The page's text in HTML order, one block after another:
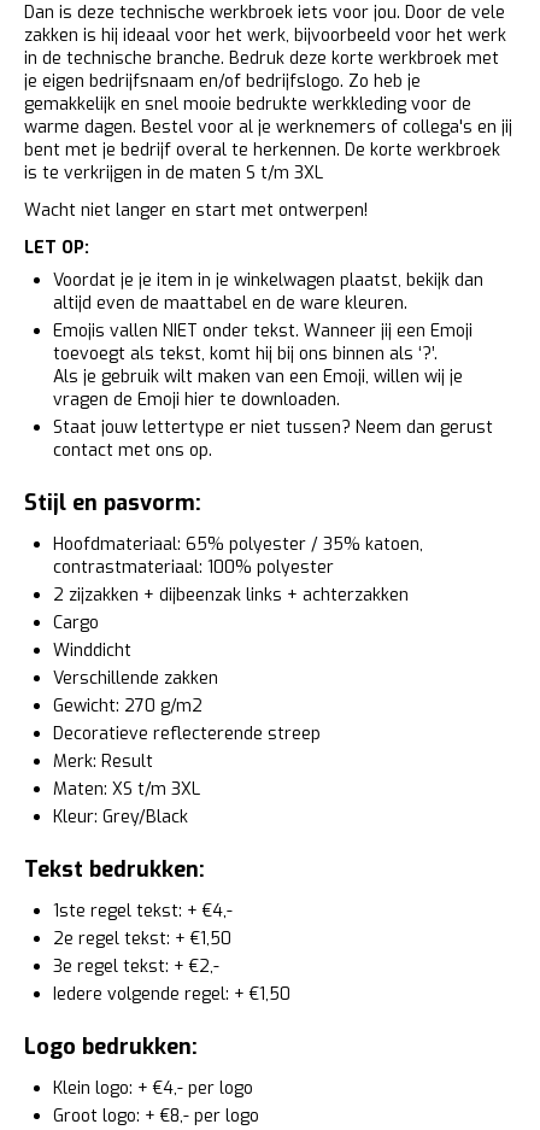
Dan is deze technische werkbroek iets voor jou. Door de vele
zakken is hij ideaal voor het werk, bijvoorbeeld voor het werk
in de technische branche. Bedruk deze korte werkbroek met
je eigen bedrijfsnaam en/of bedrijfslogo. Zo heb je
gemakkelijk en snel mooie bedrukte werkkleding voor de
warme dagen. Bestel voor al je werknemers of collega's en jij
bent met je bedrijf overal te herkennen. De korte werkbroek
is te verkrijgen in de maten S t/m 3XL
Wacht niet langer en start met ontwerpen!
LET OP:
Voordat je je item in je winkelwagen plaatst, bekijk dan
altijd even de maattabel en de ware kleuren.
Emojis vallen NIET onder tekst. Wanneer jij een Emoji
toevoegt als tekst, komt hij bij ons binnen als ‘?’.
Als je gebruik wilt maken van een Emoji, willen wij je
vragen de Emoji hier te downloaden.
Staat jouw lettertype er niet tussen? Neem dan gerust
contact met ons op.
Stijl en pasvorm:
Hoofdmateriaal: 65% polyester / 35% katoen,
contrastmateriaal: 100% polyester
2 zijzakken + dijbeenzak links + achterzakken
Cargo
Winddicht
Verschillende zakken
Gewicht: 270 g/m2
Decoratieve reflecterende streep
Merk: Result
Maten: XS t/m 3XL
Kleur: Grey/Black
Tekst bedrukken:
1ste regel tekst: + €4,-
2e regel tekst: + €1,50
3e regel tekst: + €2,-
Iedere volgende regel: + €1,50
Logo bedrukken:
Klein logo: + €4,- per logo
Groot logo: + €8,- per logo